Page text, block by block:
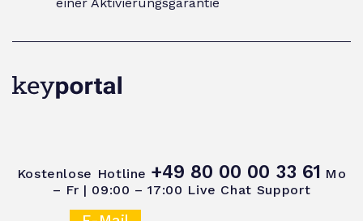
Kostenlose Hotline +49 80 00 00 33 61 Mo
– Fr | 09:00 – 17:00 Live Chat Support